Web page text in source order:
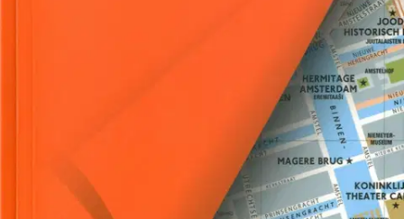
nähtävää ja koettavaa, sekä historiaa että uusimpia tuulahduksia.
Kartta+0pas Amsterdam rakentuu muiden sarjan oppaiden tapaan
selkeiden ja helppokäyttöisten kartta-aukeamien ympärille.
Kaupunki on jaettu kuuteen osa-alueeseen, joista kaikista kerrotaan
oleelliset tiedot nähtävyyksistä sekä esitellään ravintoloita, baareja,
kahviloita, klubeja, konserttisaleja ja teattereita, toreja ja
ostopaikkoja ym. Oppaan alussa on monipuolista perustietoja
kohteesta sekä hyödyllisiä vinkkejä, loppuosassa mm.
hotellisuosituksia ja tietoa julkisesta liikenteestä. Kartta+opas
sarjassa ilmestyy alkuvuodesta 2016 neljä uutuustitteliä (Edinburgh,
Rio de Janeiro, San Francisco ja Vilna) sekä uudistettu tai tarkistettu
painos Amsterdamista, Barcelonasta, Berliinistä, Firenzestä,
Lontoosta ja Riiasta.